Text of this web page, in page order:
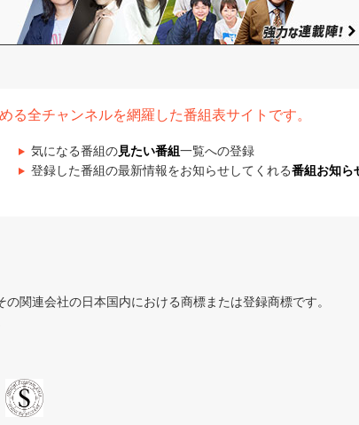
る全チャンネルを網羅した番組表サイトです。
気になる番組の見たい番組 一覧への登録
登録した番組の最新情報をお知らせしてくれる番組お知ら
関連会社の日本国内における商標または登録商標です。